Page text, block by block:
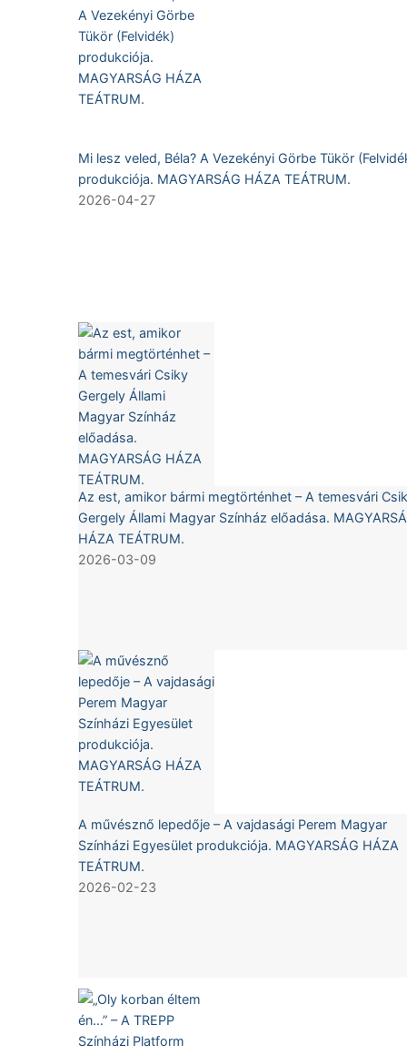
Mi lesz veled, Béla? A Vezekényi Görbe Tükör
produkciója. MAGYARSÁG HÁZA TEÁTRUM.
2026-04-27
Az est, amikor bármi megtörténhet – A temesvári
Gergely Állami Magyar Színház előadása.
HÁZA TEÁTRUM.
2026-03-09
A művésznő lepedője – A vajdasági Perem Magyar
Színházi Egyesület produkciója. MAGYARSÁG HÁZA
TEÁTRUM.
2026-02-23